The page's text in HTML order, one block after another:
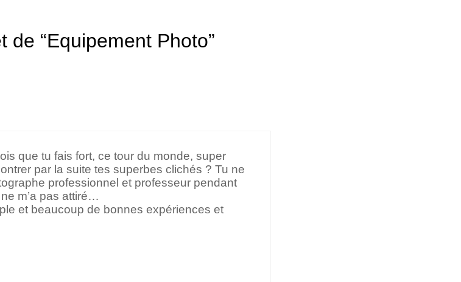
de “Equipement Photo”
que tu fais fort, ce tour du monde, super
par la suite tes superbes clichés ? Tu ne
professionnel et professeur pendant
m’a pas attiré…
et beaucoup de bonnes expériences et